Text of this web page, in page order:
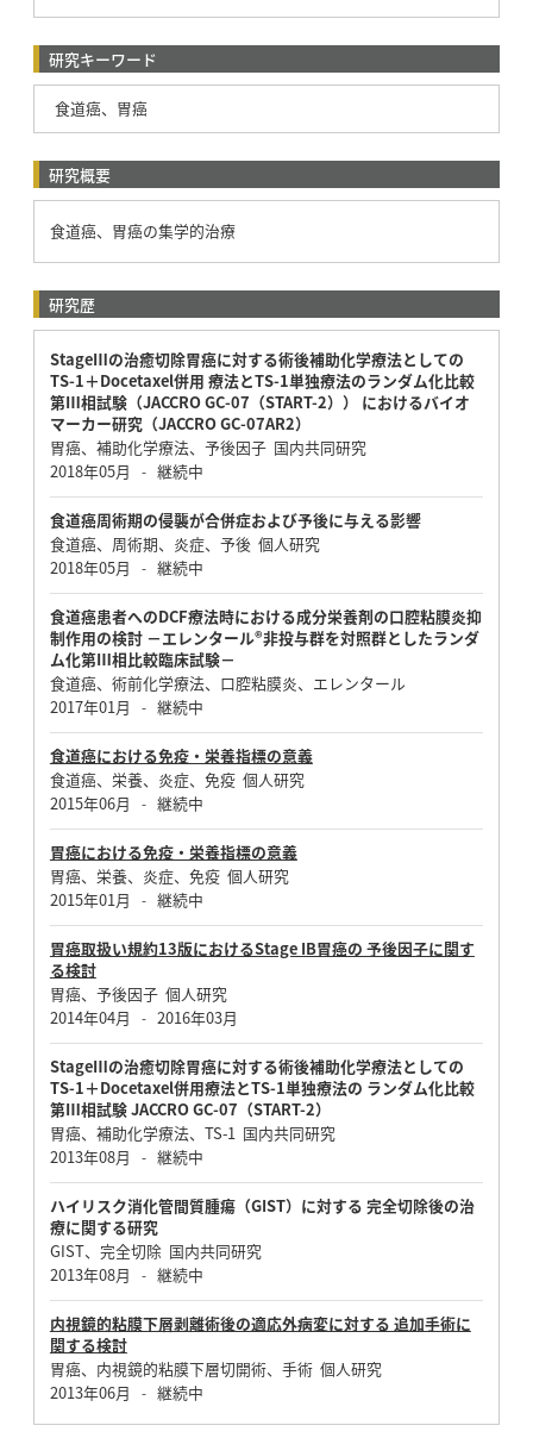
研究キーワード
食道癌、胃癌
研究概要
食道癌、胃癌の集学的治療
研究歴
StageⅢの治癒切除胃癌に対する術後補助化学療法としての
TS-1＋Docetaxel併用 療法とTS-1単独療法のランダム化比較
第Ⅲ相試験（JACCRO GC-07（START-2）） におけるバイオ
マーカー研究（JACCRO GC-07AR2）
胃癌、補助化学療法、予後因子 国内共同研究
2018年05月
- 継続中
食道癌周術期の侵襲が合併症および予後に与える影響
食道癌、周術期、炎症、予後 個人研究
2018年05月
- 継続中
食道癌患者へのDCF療法時における成分栄養剤の口腔粘膜炎抑
制作用の検討 －エレンタール®非投与群を対照群としたランダ
ム化第Ⅲ相比較臨床試験－
食道癌、術前化学療法、口腔粘膜炎、エレンタール
2017年01月
- 継続中
食道癌における免疫・栄養指標の意義
食道癌、栄養、炎症、免疫 個人研究
2015年06月
- 継続中
胃癌における免疫・栄養指標の意義
胃癌、栄養、炎症、免疫 個人研究
2015年01月
- 継続中
胃癌取扱い規約13版におけるStage IB胃癌の 予後因子に関す
る検討
胃癌、予後因子 個人研究
2014年04月
- 2016年03月
StageⅢの治癒切除胃癌に対する術後補助化学療法としての
TS-1＋Docetaxel併用療法とTS-1単独療法の ランダム化比較
第Ⅲ相試験 JACCRO GC-07（START-2）
胃癌、補助化学療法、TS-1 国内共同研究
2013年08月
- 継続中
ハイリスク消化管間質腫瘍（GIST）に対する 完全切除後の治
療に関する研究
GIST、完全切除 国内共同研究
2013年08月
- 継続中
内視鏡的粘膜下層剥離術後の適応外病変に対する 追加手術に
関する検討
胃癌、内視鏡的粘膜下層切開術、手術 個人研究
2013年06月
- 継続中